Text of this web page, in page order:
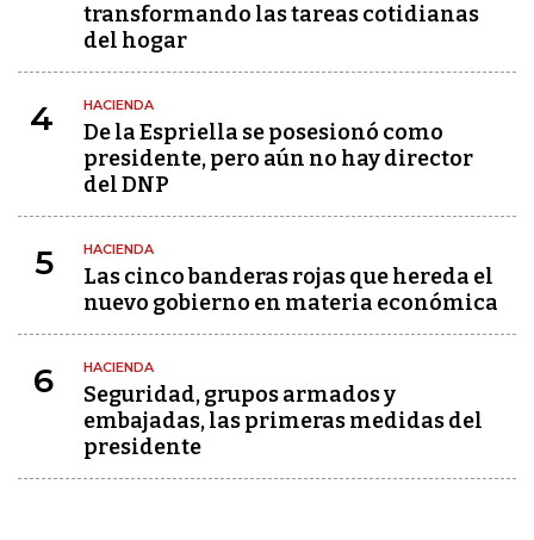
transformando las tareas cotidianas
del hogar
4 HACIENDA
De la Espriella se posesionó como
presidente, pero aún no hay director
del DNP
5 HACIENDA
Las cinco banderas rojas que hereda el
nuevo gobierno en materia económica
6 HACIENDA
Seguridad, grupos armados y
embajadas, las primeras medidas del
presidente